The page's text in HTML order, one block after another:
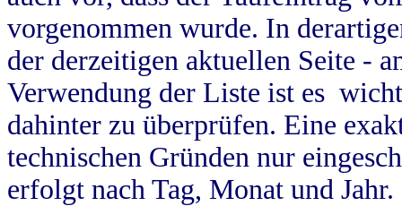
vorgenommen wurde. In
der derzeitigen aktuellen Seite -
Verwendung der Liste ist es
dahinter zu überprüfen. Eine
technischen Gründen nur
erfolgt nach Tag, Monat und Jahr.